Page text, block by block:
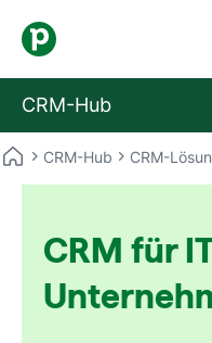
CRM-Hub
CRM-Hub CRM-
CRM für